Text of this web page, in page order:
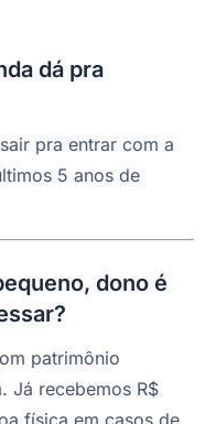
dá pra
pra entrar com a
5 anos de
dono é
patrimônio
Já recebemos R$